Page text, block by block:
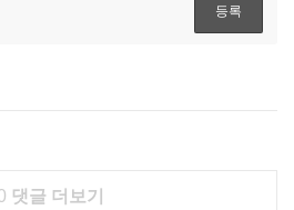
댓글 더보기